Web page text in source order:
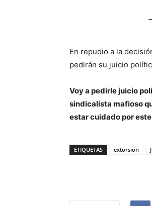
En repudio a la
pedirán su juicio
Voy a pedirle juicio
sindicalista mafioso
estar cuidado por
ETIQUETAS extorsion